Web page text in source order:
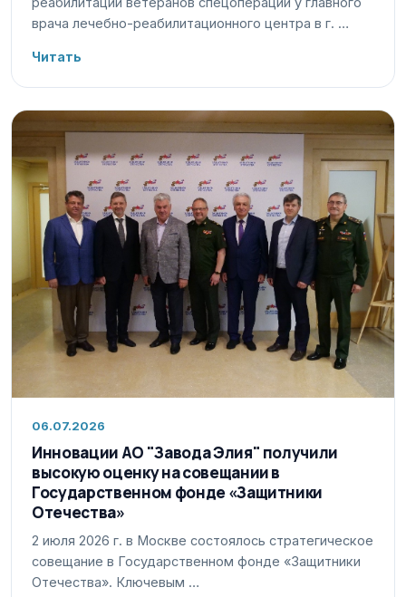
врача лечебно-реабилитационного центра в г. …
Читать
06.07.2026
Инновации АО "Завода Элия" получили
высокую оценку на совещании в
Государственном фонде «Защитники
Отечества»
2 июля 2026 г. в Москве состоялось стратегическое
совещание в Государственном фонде «Защитники
Отечества». Ключевым …